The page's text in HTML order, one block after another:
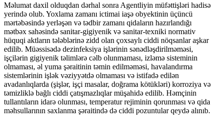
Məlumat daxil olduqdan dərhal sonra Agentliyin müfəttişləri hadisə
yerində olub. Yoxlama zamanı ictimai iaşə obyektinin üçüncü
mərtəbəsində yerləşən və tədbir zamanı qidaların hazırlandığı
mətbəx sahəsində sanitar-gigiyenik və sanitar-texniki normativ
hüquqi aktların tələblərinə zidd olan çoxsaylı ciddi nöqsanlar aşkar
edilib. Müəssisədə dezinfeksiya işlərinin sənədləşdirilməməsi,
işçilərin gigiyenik təlimlərə cəlb olunmaması, izləmə sisteminin
olmaması, əl yuma şəraitinin təmin edilməməsi, havalandırma
sistemlərinin işlək vəziyyətdə olmaması və istifadə edilən
avadanlıqlarda (şişlər, işçi masalar, doğrama kötükləri) korroziya və
təmizliklə bağlı ciddi çatışmazlıqlar müşahidə edilib. Həmçinin
tullantıların idarə olunması, temperatur rejiminin qorunması və qida
məhsullarının saxlanma şəraitində də ciddi pozuntular qeydə alınıb.